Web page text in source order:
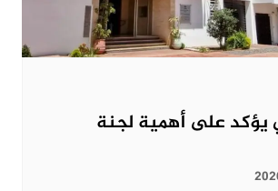
يؤكد على أهمية لجنة